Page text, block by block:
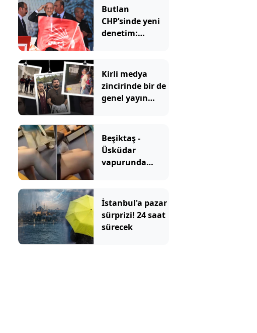
Butlan
CHP’sinde yeni
denetim:
Kirli medya
zincirinde bir de
genel yayın
Beşiktaş -
Üsküdar
vapurunda
giyen genç kıza
bastonla vurdu
İstanbul'a pazar
sürprizi! 24 saat
sürecek